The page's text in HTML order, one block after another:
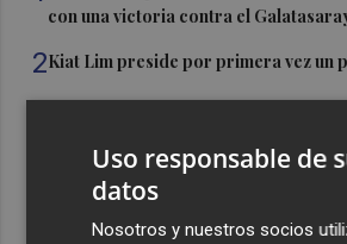
con una victoria contra el
2Kiat Lim preside por primera vez un
Mestalla
Aemet prevé peligro de incendios
"extremo" en la mayor parte de la
Uso responsable de
datos
Nosotros y nuestros socios